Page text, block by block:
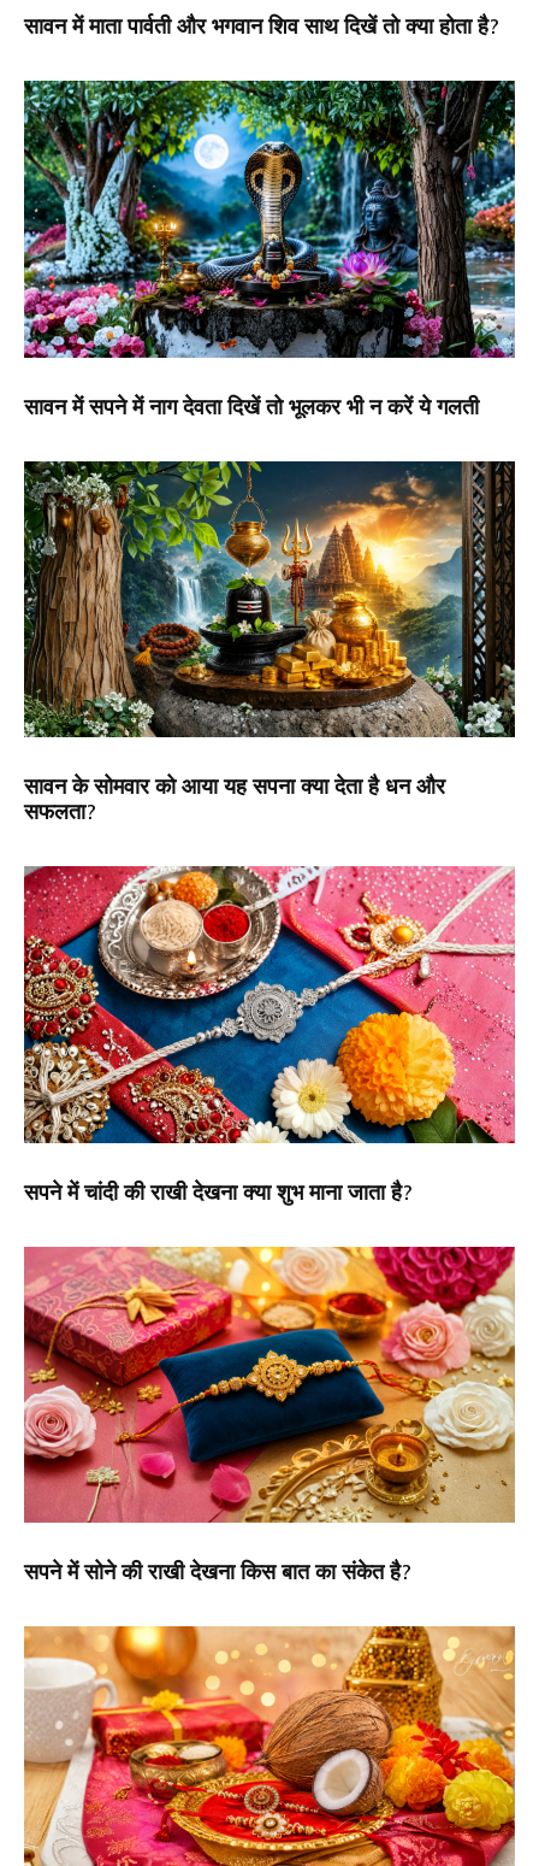
सावन में माता पार्वती और भगवान शिव साथ दिखें तो क्या होता है?
सावन में सपने में नाग देवता दिखें तो भूलकर भी न करें ये गलती
सावन के सोमवार को आया यह सपना क्या देता है धन और
सफलता?
सपने में चांदी की राखी देखना क्या शुभ माना जाता है?
सपने में सोने की राखी देखना किस बात का संकेत है?